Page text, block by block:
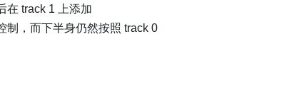
在 track 1 上添加
，而下半身仍然按照 track 0